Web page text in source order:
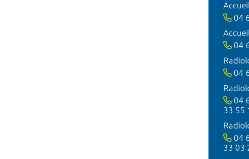
04
04
04
04
33 55
04
33 03